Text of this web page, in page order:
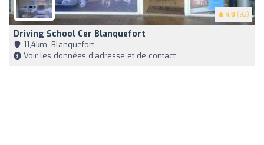
4.8 (92)
Driving School Cer Blanquefort
11,4km, Blanquefort
Voir les données d'adresse et de contact